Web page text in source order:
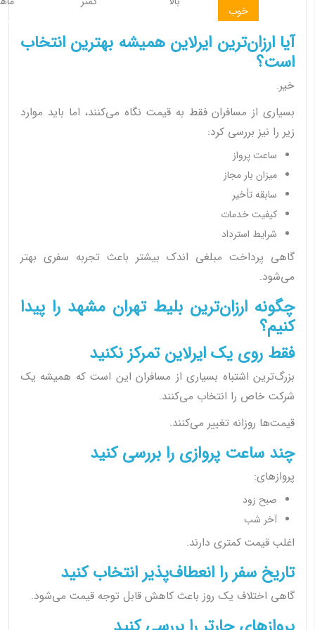
خوب
آیا ارزان‌ترین ایرلاین همیشه بهترین انتخاب
است؟
خیر.
بسیاری از مسافران فقط به قیمت نگاه می‌کنند، اما باید موارد
زیر را نیز بررسی کرد:
ساعت پرواز
میزان بار مجاز
سابقه تأخیر
کیفیت خدمات
شرایط استرداد
گاهی پرداخت مبلغی اندک بیشتر باعث تجربه سفری بهتر
می‌شود.
چگونه ارزان‌ترین بلیط تهران مشهد را پیدا
کنیم؟
فقط روی یک ایرلاین تمرکز نکنید
بزرگ‌ترین اشتباه بسیاری از مسافران این است که همیشه یک
شرکت خاص را انتخاب می‌کنند.
قیمت‌ها روزانه تغییر می‌کنند.
چند ساعت پروازی را بررسی کنید
پروازهای:
صبح زود
آخر شب
اغلب قیمت کمتری دارند.
تاریخ سفر را انعطاف‌پذیر انتخاب کنید
گاهی اختلاف یک روز باعث کاهش قابل توجه قیمت می‌شود.